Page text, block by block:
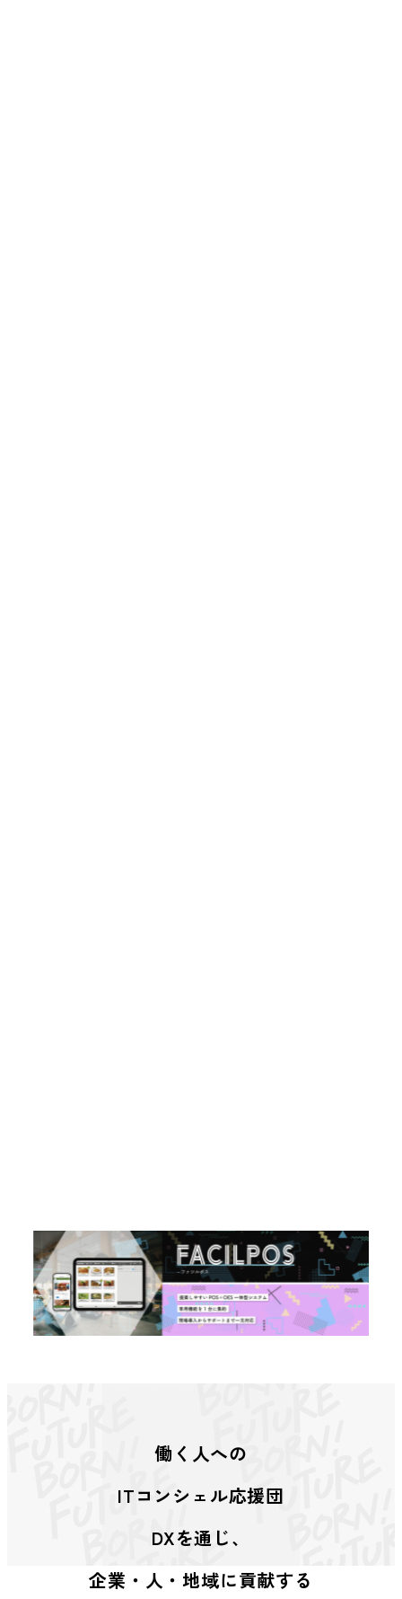
働く人への
ITコンシェル応援団
DXを通じ、
企業・人・地域に貢献する